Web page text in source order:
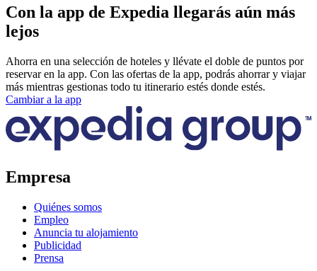
Con la app de Expedia llegarás aún más
lejos
Ahorra en una selección de hoteles y llévate el doble de puntos por
reservar en la app. Con las ofertas de la app, podrás ahorrar y viajar
más mientras gestionas todo tu itinerario estés donde estés.
Cambiar a la app
Empresa
Quiénes somos
Empleo
Anuncia tu alojamiento
Publicidad
Prensa